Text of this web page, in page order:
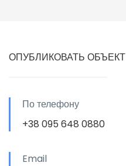
ОПУБЛИКОВАТЬ ОБЪЕКТ
По телефону
+38 095 648 0880
Email